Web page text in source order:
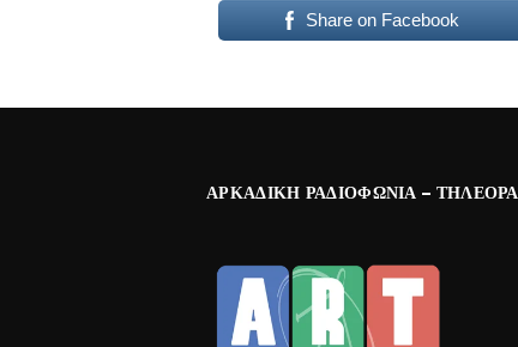
Share on Facebook
ΑΡΚΑΔΙΚΉ ΡΑΔΙΟΦΩΝΊΑ –